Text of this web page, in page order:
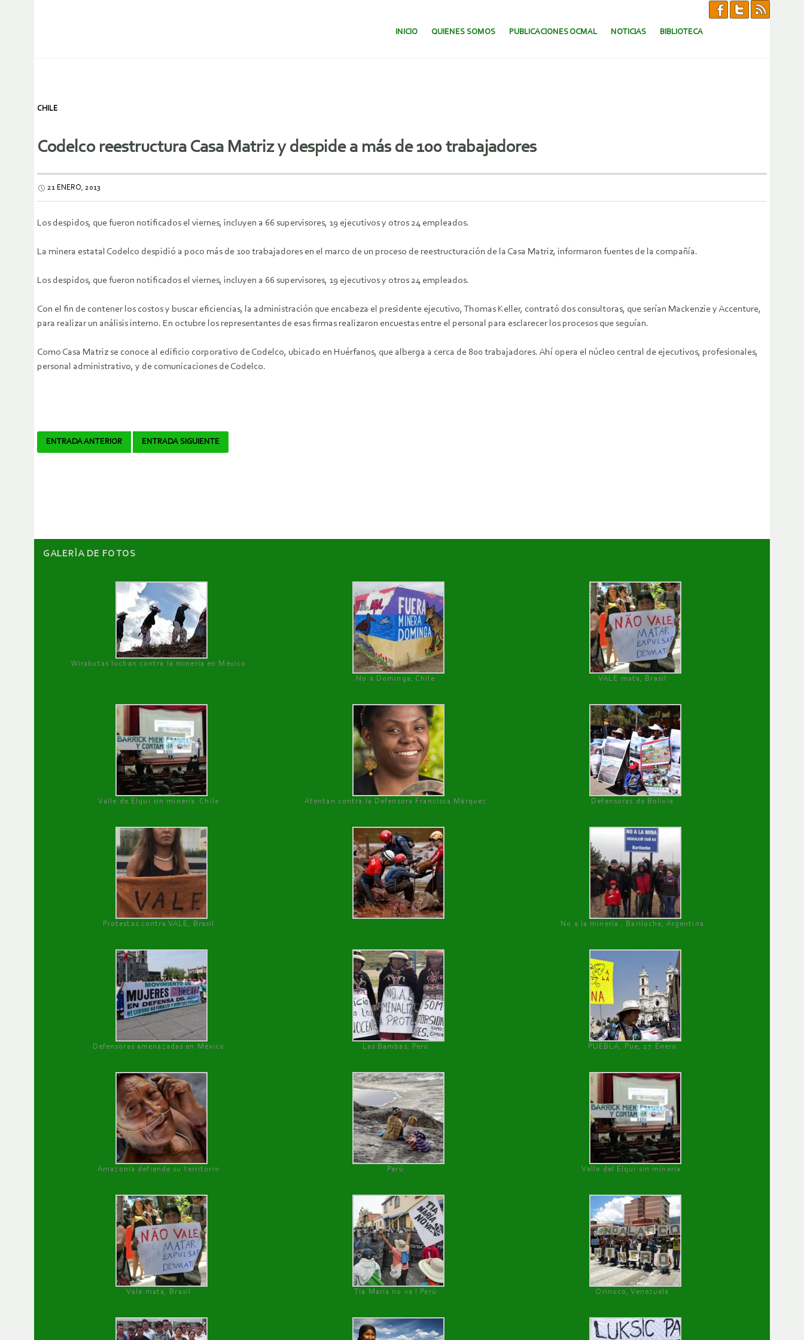
SALTAR AL CONTENIDO.
INICIO QUIENES SOMOS PUBLICACIONES OCMAL NOTICIAS BIBLIOTECA
CHILE
Codelco reestructura Casa Matriz y despide a más de 100 trabajadores
21 ENERO, 2013
Los despidos, que fueron notificados el viernes, incluyen a 66 supervisores, 19 ejecutivos y otros 24 empleados.
La minera estatal Codelco despidió a poco más de 100 trabajadores en el marco de un proceso de reestructuración de la Casa Matriz, informaron fuentes de la compañía.
Los despidos, que fueron notificados el viernes, incluyen a 66 supervisores, 19 ejecutivos y otros 24 empleados.
Con el fin de contener los costos y buscar eficiencias, la administración que encabeza el presidente ejecutivo, Thomas Keller, contrató dos consultoras, que serían Mackenzie y Accenture,
para realizar un análisis interno. En octubre los representantes de esas firmas realizaron encuestas entre el personal para esclarecer los procesos que seguían.
Como Casa Matriz se conoce al edificio corporativo de Codelco, ubicado en Huérfanos, que alberga a cerca de 800 trabajadores. Ahí opera el núcleo central de ejecutivos, profesionales,
personal administrativo, y de comunicaciones de Codelco.
Navegador
ENTRADA ANTERIOR ENTRADA SIGUIENTE
GALERÌA DE FOTOS
Wirakutas luchan contra la minería en México
No a Dominga, Chile
VALE mata, Brasil
Valle de Elqui sin minería. Chile Atentan contra la Defensora Francisca Márquez Defensoras de Bolivia
Protestas contra VALE, Brasil No a la minería , Bariloche, Argentina
Defensoras amenazadas en México Las Bambas, Perú PUEBLA, Pue, 27 Enero
Amazonía defiende su territorio Perú Valle del Elqui sin minería.
Vale mata, Brasil Tía María no va ! Perú Orinoco, Venezuela